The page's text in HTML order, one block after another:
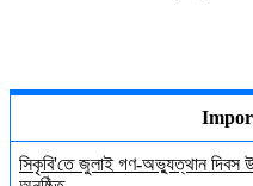
সিকৃবি'তে জুলাই গণ-অভ্যুত্থান দিবস